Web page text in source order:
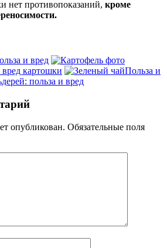
нет противопоказаний, кроме
и вред
картошки
Польза и
польза и вред
опубликован. Обязательные поля